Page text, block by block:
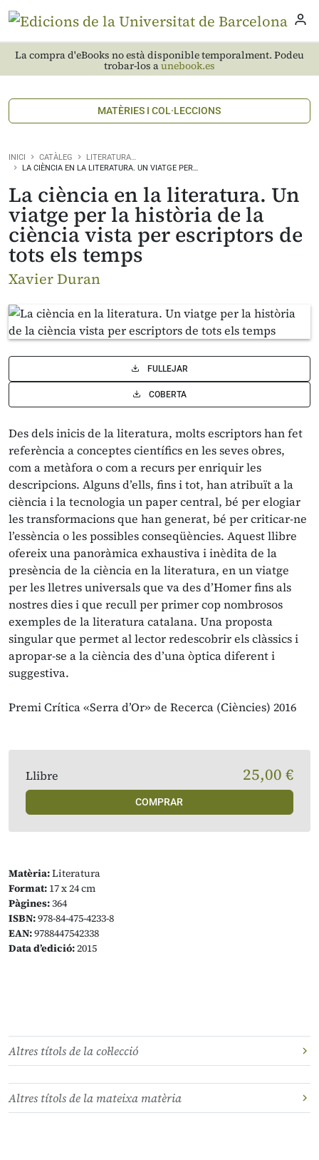
La compra d'eBooks no està disponible temporalment. Podeu
trobar-los aunebook.es
MATÈRIES I COL·LECCIONS
INICI CATÀLEG
LITERATURA…
LA CIÈNCIA EN LA LITERATURA. UN VIATGE PER…
La ciència en la literatura. Un
viatge per la història de la
ciència vista per escriptors de
tots els temps
Xavier Duran
FULLEJAR
COBERTA
Des dels inicis de la literatura, molts escriptors han fet
referència a conceptes científics en les seves obres,
com a metàfora o com a recurs per enriquir les
descripcions. Alguns d’ells, fins i tot, han atribuït a la
ciència i la tecnologia un paper central, bé per elogiar
les transformacions que han generat, bé per criticar-ne
l’essència o les possibles conseqüències. Aquest llibre
ofereix una panoràmica exhaustiva i inèdita de la
presència de la ciència en la literatura, en un viatge
per les lletres universals que va des d’Homer fins als
nostres dies i que recull per primer cop nombrosos
exemples de la literatura catalana. Una proposta
singular que permet al lector redescobrir els clàssics i
apropar-se a la ciència des d’una òptica diferent i
suggestiva.
Premi Crítica «Serra d’Or» de Recerca (Ciències) 2016
Matèria:Literatura
Format: 17 x 24 cm
Pàgines:364
ISBN:978-84-475-4233-8
EAN:9788447542338
Data d’edició:2015
Llibre 25,00 €
COMPRAR
Altres títols de la col·lecció
Altres títols de la mateixa matèria